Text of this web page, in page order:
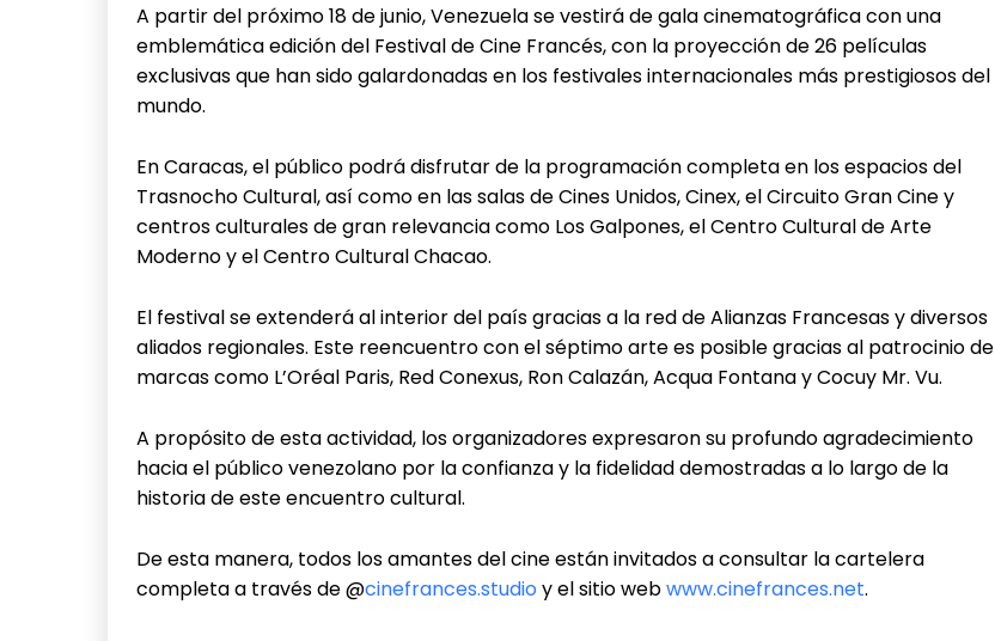
A partir del próximo 18 de junio, Venezuela se vestirá de gala cinematográfica con una
emblemática edición del Festival de Cine Francés, con la proyección de 26 películas
exclusivas que han sido galardonadas en los festivales internacionales más prestigiosos del
mundo.
En Caracas, el público podrá disfrutar de la programación completa en los espacios del
Trasnocho Cultural, así como en las salas de Cines Unidos, Cinex, el Circuito Gran Cine y
centros culturales de gran relevancia como Los Galpones, el Centro Cultural de Arte
Moderno y el Centro Cultural Chacao.
El festival se extenderá al interior del país gracias a la red de Alianzas Francesas y diversos
aliados regionales. Este reencuentro con el séptimo arte es posible gracias al patrocinio de
marcas como L’Oréal Paris, Red Conexus, Ron Calazán, Acqua Fontana y Cocuy Mr. Vu.
A propósito de esta actividad, los organizadores expresaron su profundo agradecimiento
hacia el público venezolano por la confianza y la fidelidad demostradas a lo largo de la
historia de este encuentro cultural.
De esta manera, todos los amantes del cine están invitados a consultar la cartelera
completa a través de @cinefrances.studioy el sitio webwww.cinefrances.net.